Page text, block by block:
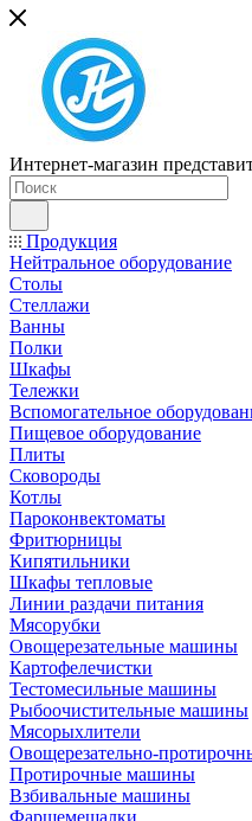
Интернет-магазин
Продукция
Нейтральное оборудование
Столы
Стеллажи
Ванны
Полки
Шкафы
Тележки
Вспомогательное
Пищевое оборудование
Плиты
Сковороды
Котлы
Пароконвектоматы
Фритюрницы
Кипятильники
Шкафы тепловые
Линии раздачи питания
Мясорубки
Овощерезательные машины
Картофелечистки
Тестомесильные машины
Рыбоочистительные машины
Мясорыхлители
Овощерезательно-
Протирочные машины
Взбивальные машины
Фаршемешалки